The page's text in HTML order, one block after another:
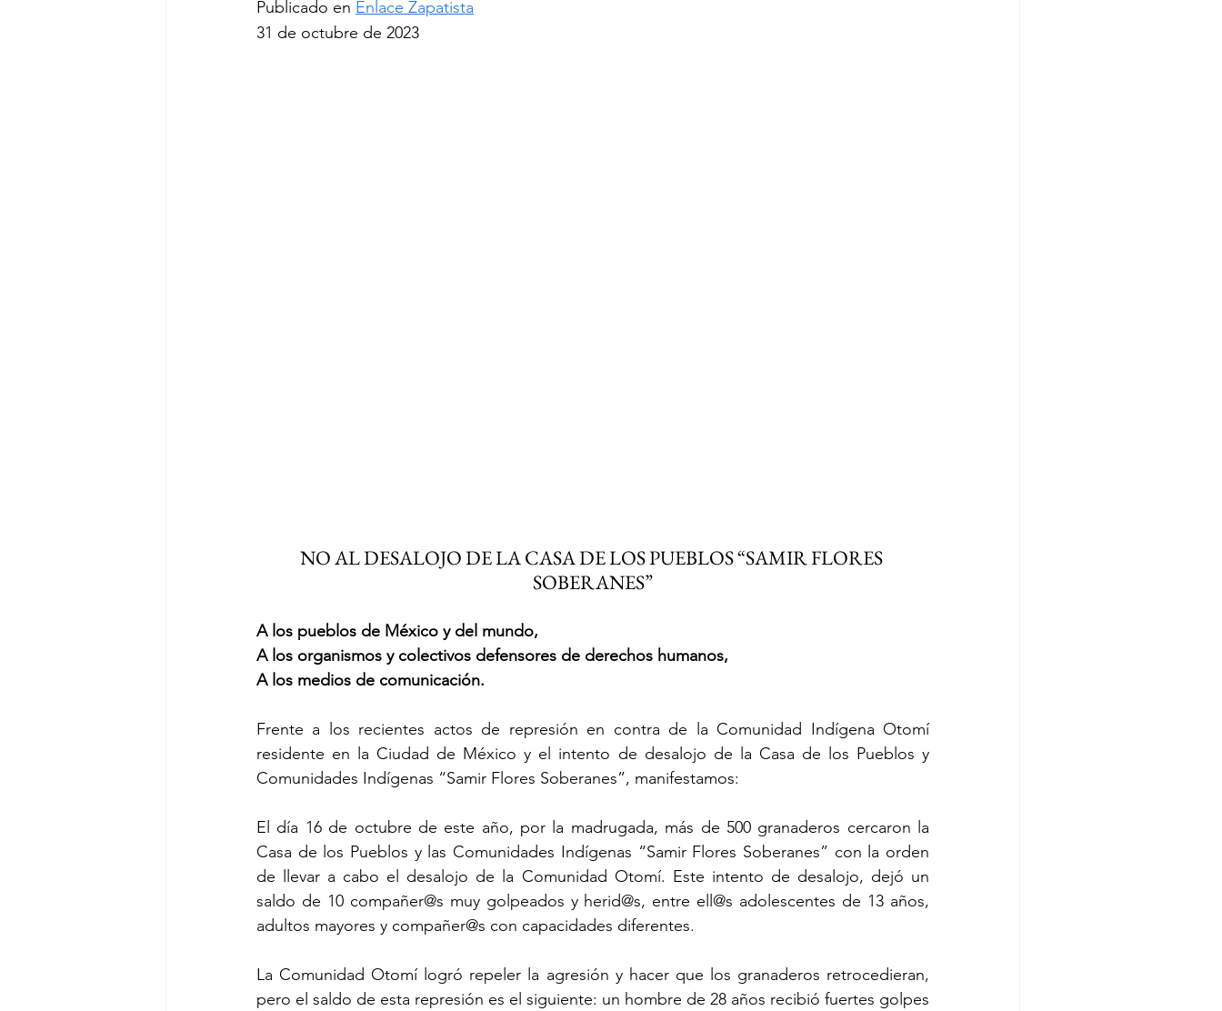
Publicado en Enlace Zapatista
31 de octubre de 2023
NO AL DESALOJO DE LA CASA DE LOS PUEBLOS “SAMIR FLORES
SOBERANES”
A los pueblos de México y del mundo,
A los organismos y colectivos defensores de derechos humanos,
A los medios de comunicación.
Frente a los recientes actos de represión en contra de la Comunidad Indígena Otomí
residente en la Ciudad de México y el intento de desalojo de la Casa de los Pueblos y
Comunidades Indígenas “Samir Flores Soberanes”, manifestamos:
El día 16 de octubre de este año, por la madrugada, más de 500 granaderos cercaron la
Casa de los Pueblos y las Comunidades Indígenas “Samir Flores Soberanes” con la orden
de llevar a cabo el desalojo de la Comunidad Otomí. Este intento de desalojo, dejó un
saldo de 10 compañer@s muy golpeados y herid@s, entre ell@s adolescentes de 13 años,
adultos mayores y compañer@s con capacidades diferentes.
La Comunidad Otomí logró repeler la agresión y hacer que los granaderos retrocedieran,
pero el saldo de esta represión es el siguiente: un hombre de 28 años recibió fuertes golpes